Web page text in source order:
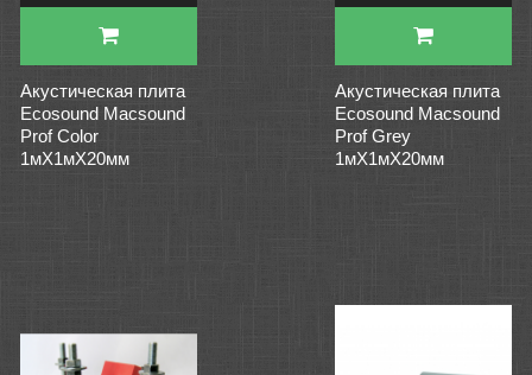
Акустическая плита
Ecosound Macsound
Prof Color
1мХ1мХ20мм
Акустическая плита
Ecosound Macsound
Prof Grey
1мХ1мХ20мм